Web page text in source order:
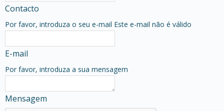
Contacto
Por favor, introduza o seu e-mail Este e-mail não é válido
E-mail
Por favor, introduza a sua mensagem
Mensagem